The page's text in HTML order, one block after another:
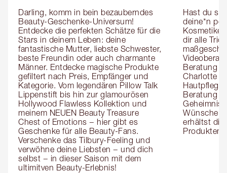
Darling, komm in bein bezauberndes
Beauty-Geschenke-Universum!
Entdecke die perfekten Schätze für die
Stars in deinem Leben: deine
fantastische Mutter, liebste Schwester,
beste Freundin oder auch charmante
Männer. Entdecke magische Produkte
gefiltert nach Preis, Empfänger und
Kategorie. Vom legendären Pillow Talk
Lippenstift bis hin zur glamourösen
Hollywood Flawless Kollektion und
meinem NEUEN Beauty Treasure
Chest of Emotions − hier gibt es
Geschenke für alle Beauty-Fans.
Verschenke das Tilbury-Feeling und
verwöhne deine Liebsten − und dich
selbst − in dieser Saison mit dem
ultimitven Beauty-Erlebnis!
Hast du
deine*n
dir alle
Beratung
Charlotte
Beratung
Wünsche
erhältst die